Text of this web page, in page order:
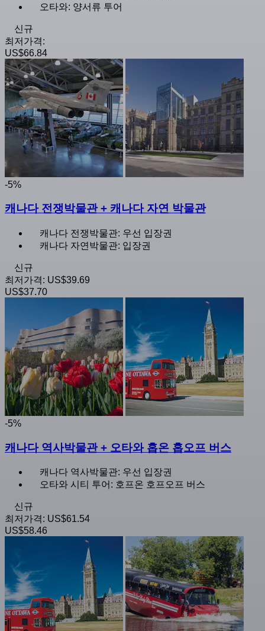
오타와: 양서류 투어
신규
최저가격:
US$66.84
-5%
캐나다 전쟁박물관 + 캐나다 자연 박물관
캐나다 전쟁박물관: 우선 입장권
캐나다 자연박물관: 입장권
신규
최저가격: US$39.69
US$37.70
-5%
캐나다 역사박물관 + 오타와 홉온 홉오프 버스
캐나다 역사박물관: 우선 입장권
오타와 시티 투어: 호프온 호프오프 버스
신규
최저가격: US$61.54
US$58.46